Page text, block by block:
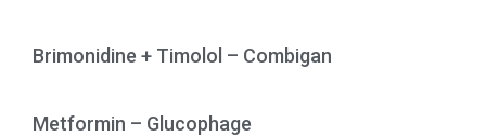
Brimonidine + Timolol – Combigan
Metformin – Glucophage